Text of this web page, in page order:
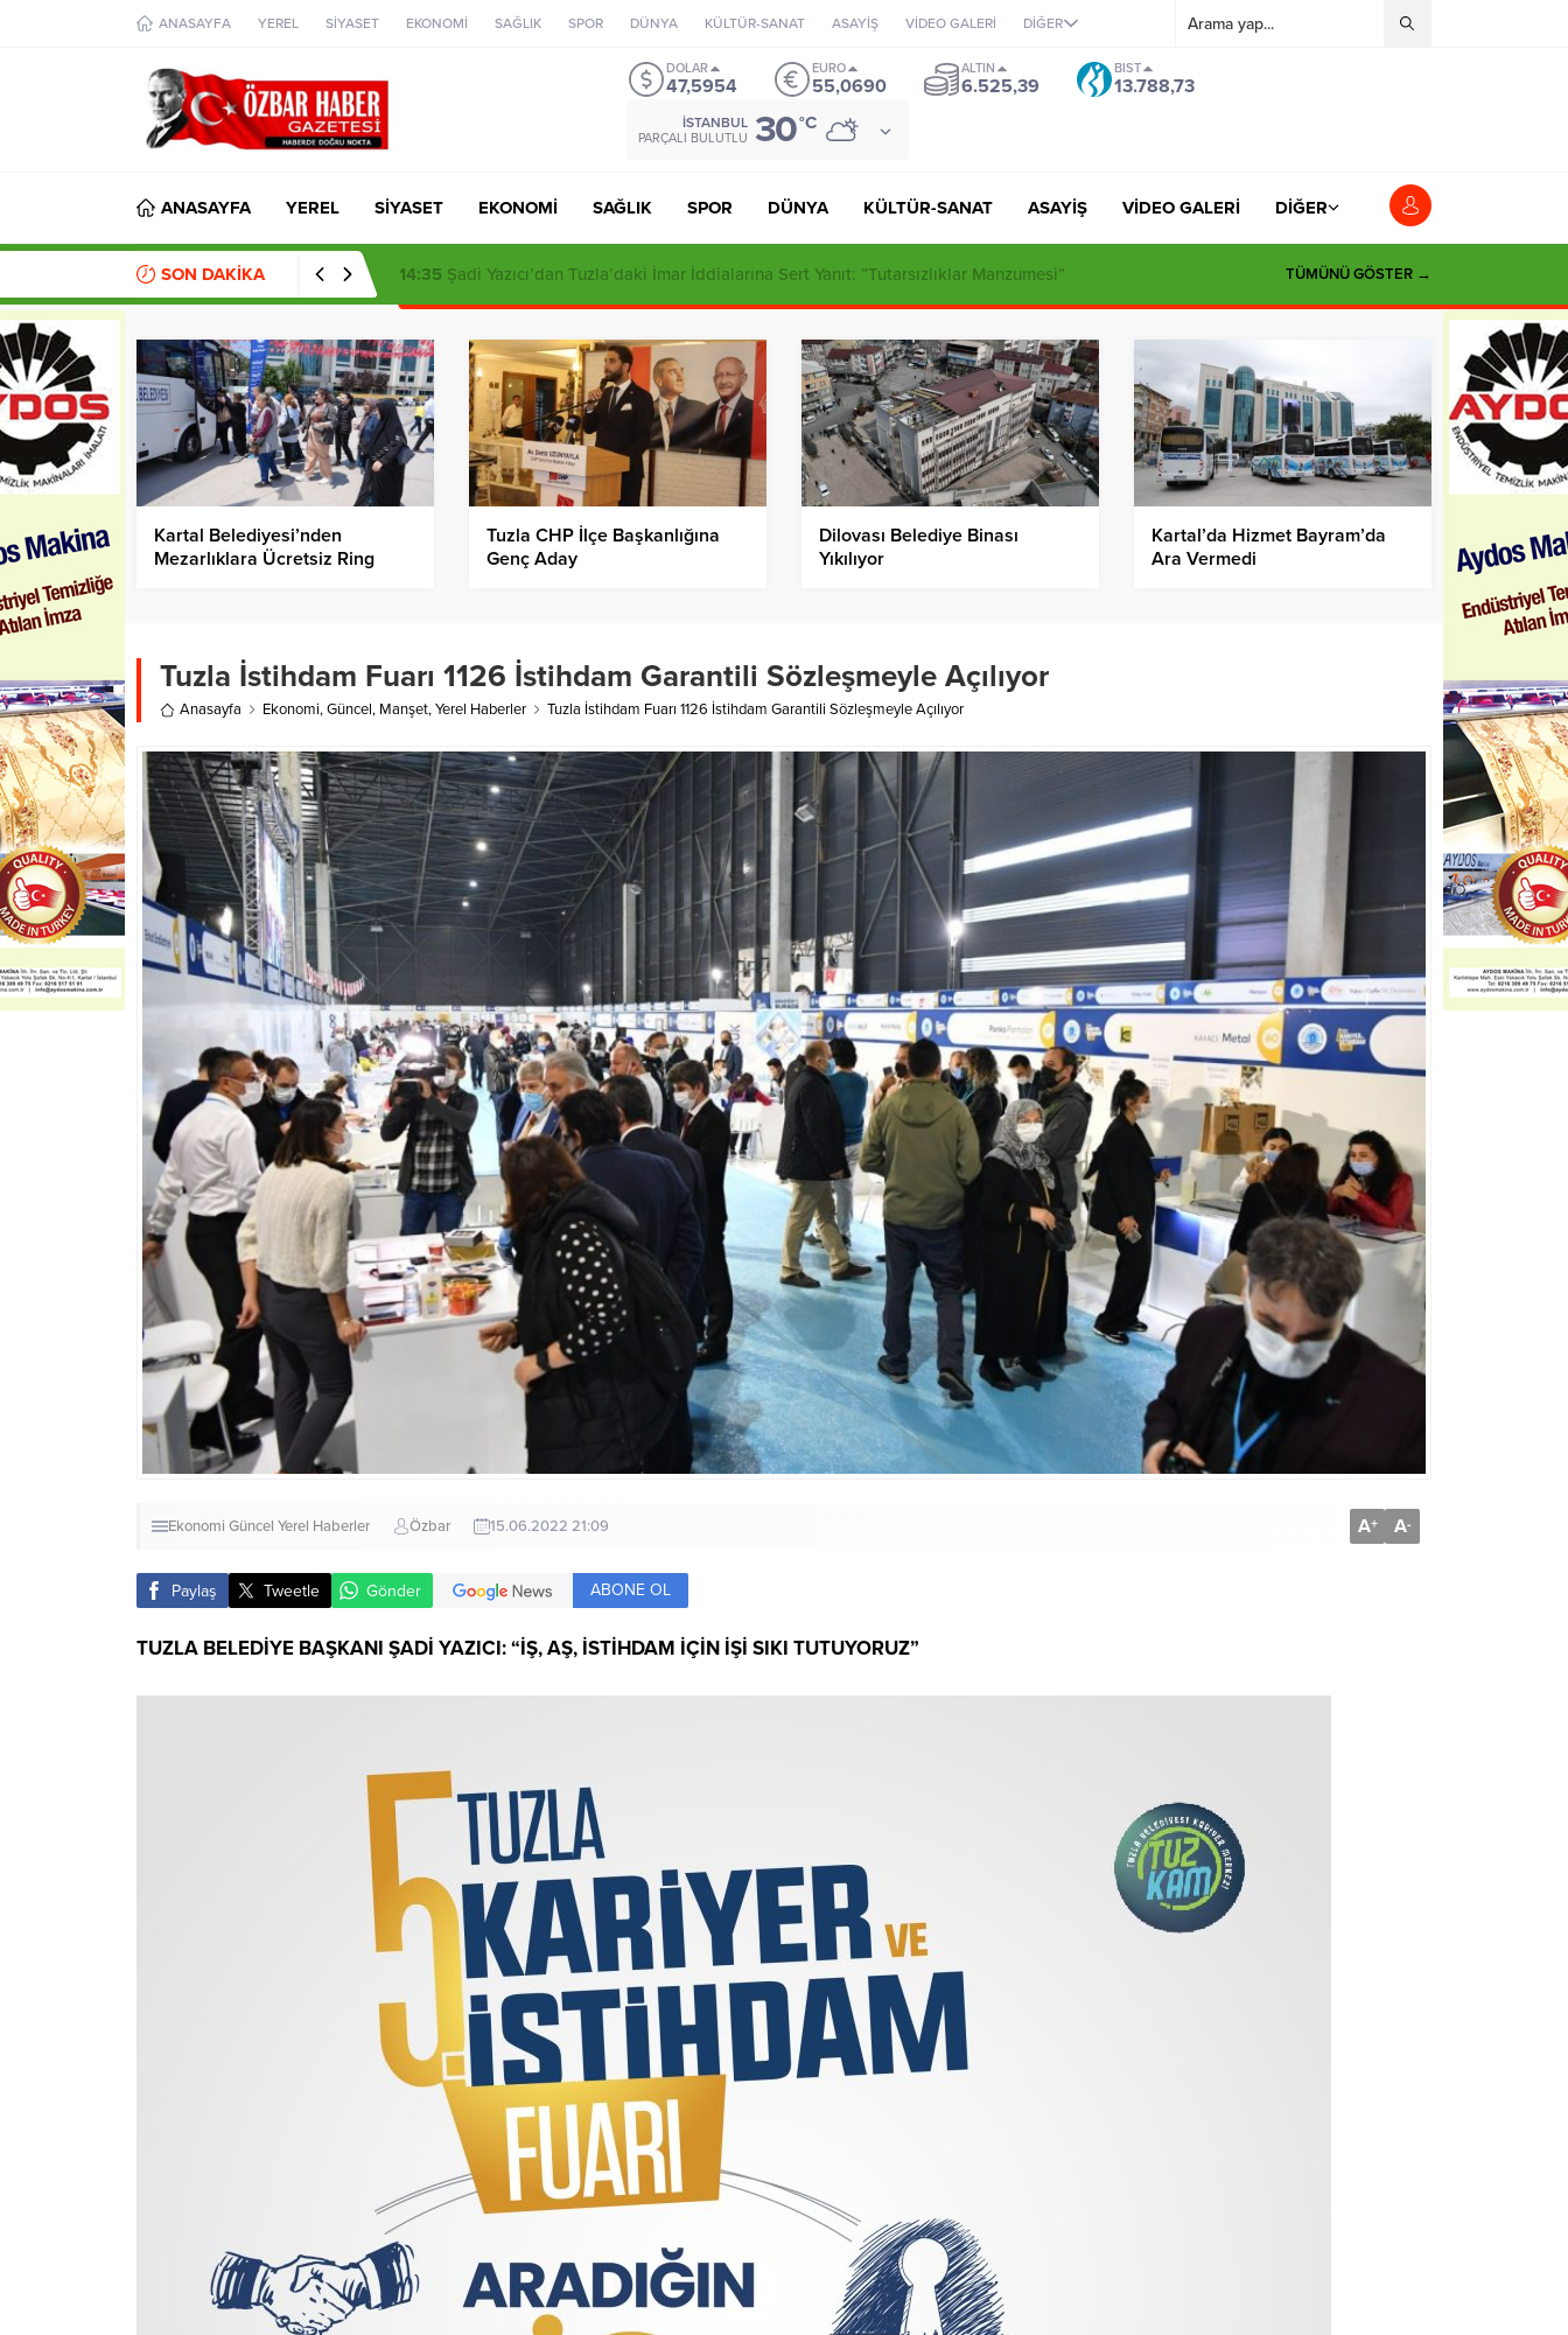
ANASAYFA YEREL SİYASET EKONOMİ SAĞLIK SPOR DÜNYA KÜLTÜR-SANAT ASAYİŞ VİDEO GALERİ DİĞER
DOLAR
47,5954
EURO
55,0690
ALTIN
6.525,39
BIST
13.788,73
İSTANBUL
PARÇALI BULUTLU 30°C
ANASAYFA YEREL SİYASET EKONOMİ SAĞLIK SPOR DÜNYA KÜLTÜR-SANAT ASAYİŞ VİDEO GALERİ DİĞER
SON DAKİKA 14:35 Şadi Yazıcı’dan Tuzla’daki İmar İddialarına Sert Yanıt: “Tutarsızlıklar Manzumesi” TÜMÜNÜ GÖSTER →
Kartal Belediyesi’nden
Mezarlıklara Ücretsiz Ring
Tuzla CHP İlçe Başkanlığına
Genç Aday
Dilovası Belediye Binası
Yıkılıyor
Kartal’da Hizmet Bayram’da
Ara Vermedi
Tuzla İstihdam Fuarı 1126 İstihdam Garantili Sözleşmeyle Açılıyor
Anasayfa Ekonomi,Güncel, Manşet,Yerel Haberler Tuzla İstihdam Fuarı 1126 İstihdam Garantili Sözleşmeyle Açılıyor
Ekonomi Güncel Yerel Haberler Özbar 15.06.2022 21:09 A+ A-
Paylaş Tweetle Gönder ABONE OL
TUZLA BELEDİYE BAŞKANI ŞADİ YAZICI:“İŞ, AŞ, İSTİHDAM İÇİN İŞİ SIKI TUTUYORUZ”